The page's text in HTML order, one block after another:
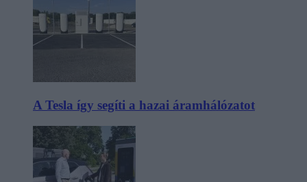
A Tesla így segíti a hazai áramhálózatot